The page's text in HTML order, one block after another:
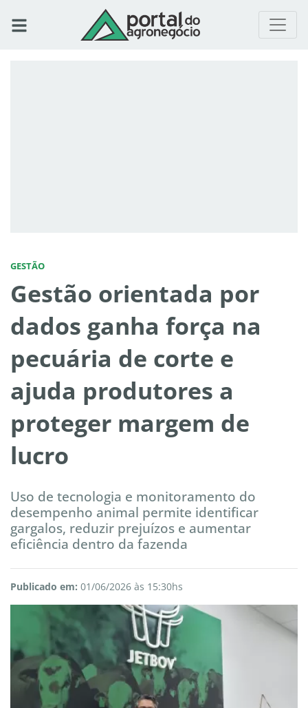
GESTÃO
Gestão orientada por
dados ganha força na
pecuária de corte e
ajuda produtores a
proteger margem de
lucro
Uso de tecnologia e monitoramento do
desempenho animal permite identificar
gargalos, reduzir prejuízos e aumentar
eficiência dentro da fazenda
Publicado em: 01/06/2026 às 15:30hs